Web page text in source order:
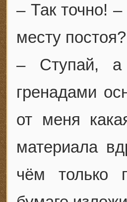
– Так точно!
месту постоя?
– Ступай, а
гренадами
от меня
материала
чём только